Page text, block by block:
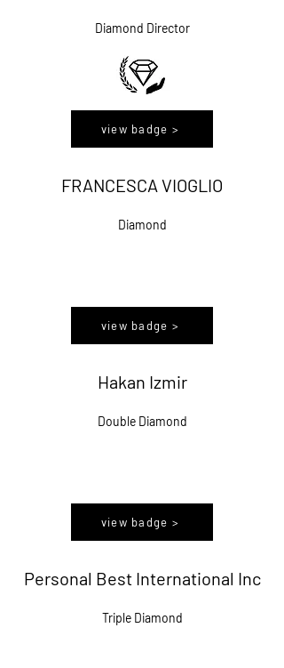
Diamond Director
view badge >
FRANCESCA VIOGLIO
Diamond
view badge >
Hakan Izmir
Double Diamond
view badge >
Personal Best International Inc
Triple Diamond